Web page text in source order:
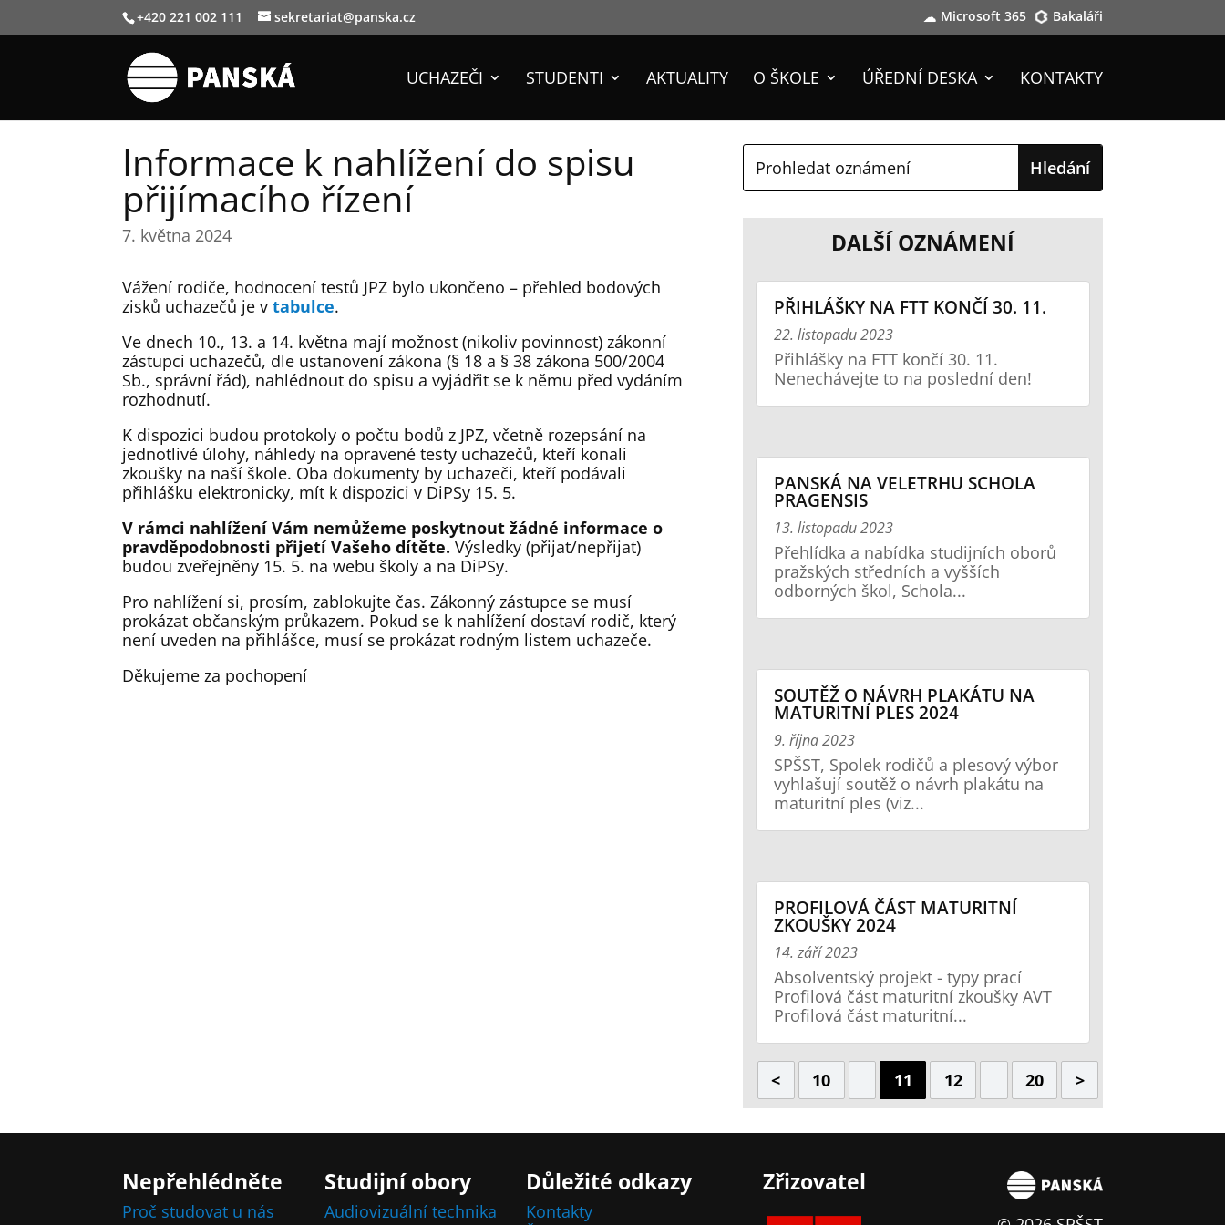
+420 221 002 111 sekretariat@panska.cz Microsoft 365 Bakaláři
UCHAZEČI STUDENTI AKTUALITY O ŠKOLE ÚŘEDNÍ DESKA KONTAKTY
Informace k nahlížení do spisu
přijímacího řízení
7. května 2024
Vážení rodiče, hodnocení testů JPZ bylo ukončeno – přehled bodových
zisků uchazečů je vtabulce.
Ve dnech 10., 13. a 14. května mají možnost (nikoliv povinnost) zákonní
zástupci uchazečů, dle ustanovení zákona (§ 18 a § 38 zákona 500/2004
Sb., správní řád), nahlédnout do spisu a vyjádřit se k němu před vydáním
rozhodnutí.
K dispozici budou protokoly o počtu bodů z JPZ, včetně rozepsání na
jednotlivé úlohy, náhledy na opravené testy uchazečů, kteří konali
zkoušky na naší škole. Oba dokumenty by uchazeči, kteří podávali
přihlášku elektronicky, mít k dispozici v DiPSy 15. 5.
V rámci nahlížení Vám nemůžeme poskytnout žádné informace o
pravděpodobnosti přijetí Vašeho dítěte. Výsledky (přijat/nepřijat)
budou zveřejněny 15. 5. na webu školy a na DiPSy.
Pro nahlížení si, prosím, zablokujte čas. Zákonný zástupce se musí
prokázat občanským průkazem. Pokud se k nahlížení dostaví rodič, který
není uveden na přihlášce, musí se prokázat rodným listem uchazeče.
Děkujeme za pochopení
DALŠÍ OZNÁMENÍ
PŘIHLÁŠKY NA FTT KONČÍ 30. 11.
22. listopadu 2023
Přihlášky na FTT končí 30. 11.
Nenechávejte to na poslední den!
PANSKÁ NA VELETRHU SCHOLA
PRAGENSIS
13. listopadu 2023
Přehlídka a nabídka studijních oborů
pražských středních a vyšších
odborných škol, Schola...
SOUTĚŽ O NÁVRH PLAKÁTU NA
MATURITNÍ PLES 2024
9. října 2023
SPŠST, Spolek rodičů a plesový výbor
vyhlašují soutěž o návrh plakátu na
maturitní ples (viz...
PROFILOVÁ ČÁST MATURITNÍ
ZKOUŠKY 2024
14. září 2023
Absolventský projekt - typy prací
Profilová část maturitní zkoušky AVT
Profilová část maturitní...
< 10 11 12 20 >
Nepřehlédněte
Proč studovat u nás
Studijní obory
Audiovizuální technika
Důležité odkazy
Kontakty
Zřizovatel